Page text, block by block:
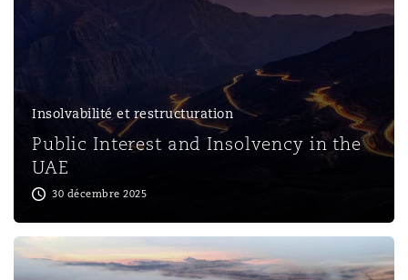
Insolvabilité et restructuration
Public Interest and Insolvency in the
UAE
30 décembre 2025